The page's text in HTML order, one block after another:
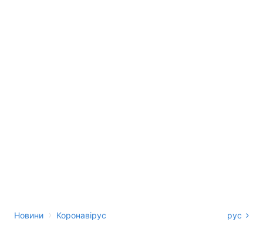
Новини › Коронавірус рус